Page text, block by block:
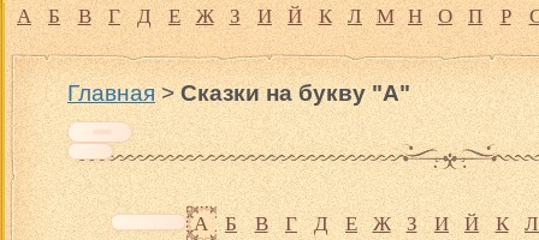
А Б В Г Д Е Ж З И Й К Л М Н О П Р
Главная>Сказки на букву "А"
А Б В Г Д Е Ж З И Й К Л